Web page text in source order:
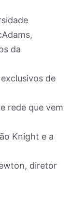
da
de
rede que vem
Knight e a
diretor